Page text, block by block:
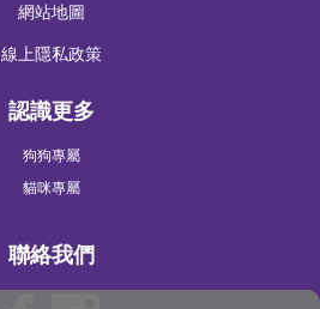
網站地圖
線上隱私政策
認識更多
狗狗專屬
貓咪專屬
聯絡我們